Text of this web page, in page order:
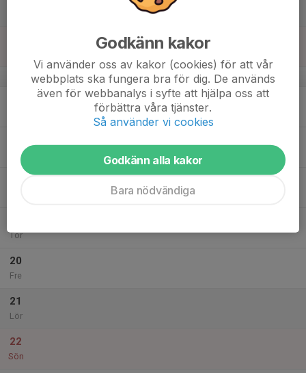
v.12
Tis
Tor
20
Fre
21
Lör
22
Sön
Godkänn kakor
Vi använder oss av kakor (cookies) för att vår
webbplats ska fungera bra för dig. De används
även för webbanalys i syfte att hjälpa oss att
förbättra våra tjänster.
Så använder vi cookies
Godkänn alla kakor
Bara nödvändiga